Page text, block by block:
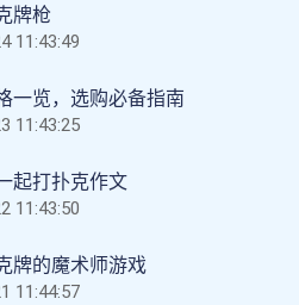
牌枪
11:43:49
一览，选购必备指南
11:43:25
起打扑克作文
11:43:50
牌的魔术师游戏
11:44:57